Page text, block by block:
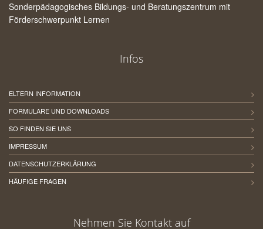
Sonderpädagogisches Bildungs- und Beratungszentrum mit
Förderschwerpunkt Lernen
Infos
ELTERN INFORMATION
FORMULARE UND DOWNLOADS
SO FINDEN SIE UNS
IMPRESSUM
DATENSCHUTZERKLÄRUNG
HÄUFIGE FRAGEN
Nehmen Sie Kontakt auf